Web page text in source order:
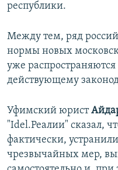
республики.
Между тем, ряд
нормы новых
уже
действующему
Уфимский юрист
"Idel.Реалии" сказал,
фактически,
чрезвычайных мер,